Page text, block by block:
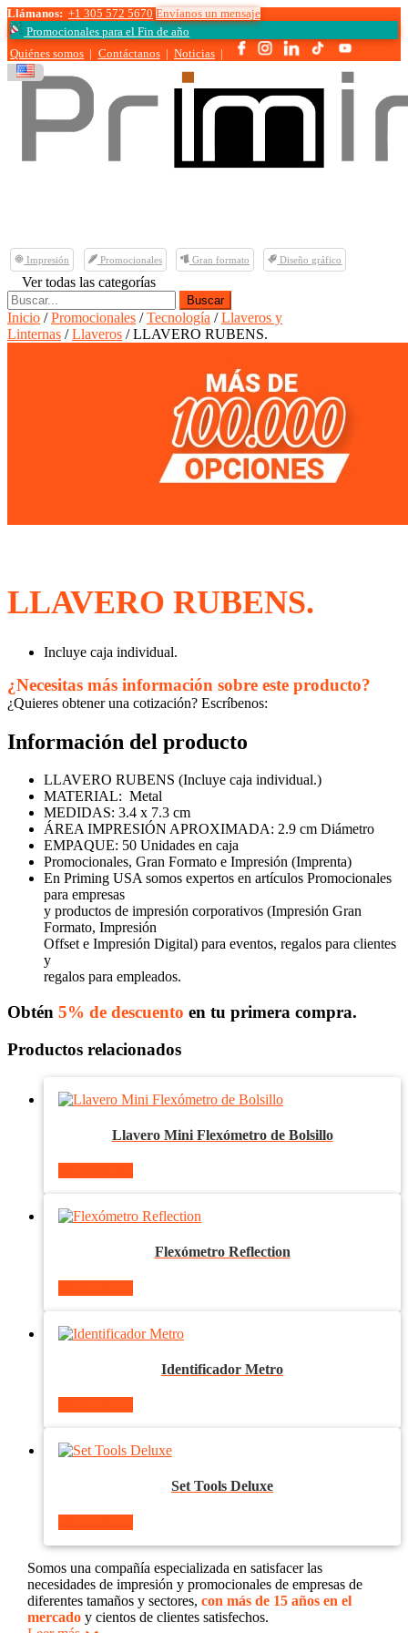
Llámanos: +1 305 572 5670 Envíanos un mensaje
Promocionales para elFin de año
Quiénes somos
Contáctanos Noticias
Impresión Promocionales Gran formato Diseño gráfico
Ver todas las categorías
Buscar:
Inicio /Promocionales /Tecnología /Llaveros y
Linternas /Llaveros / LLAVERO RUBENS.
LLAVERO RUBENS.
Incluye caja individual.
¿Necesitas más información sobre este producto?
¿Quieres obtener una cotización? Escríbenos:
Información del producto
LLAVERO RUBENS (Incluye caja individual.)
MATERIAL: Metal
MEDIDAS: 3.4 x 7.3 cm
ÁREA IMPRESIÓN APROXIMADA: 2.9 cm Diámetro
EMPAQUE: 50 Unidades en caja
Promocionales, Gran Formato e Impresión (Imprenta)
En Priming USA somos expertos en artículos Promocionales
para empresas
y productos de impresión corporativos (Impresión Gran
Formato, Impresión
Offset e Impresión Digital) para eventos, regalos para clientes
y
regalos para empleados.
Obtén 5% de descuento en tu primera compra.
Productos relacionados
Llavero Mini Flexómetro de Bolsillo
Flexómetro Reflection
Identificador Metro
Set Tools Deluxe
Somos una compañía especializada en satisfacer las
necesidades de impresión y promocionales de empresas de
diferentes tamaños y sectores, con más de 15 años en el
mercadoy cientos de clientes satisfechos.